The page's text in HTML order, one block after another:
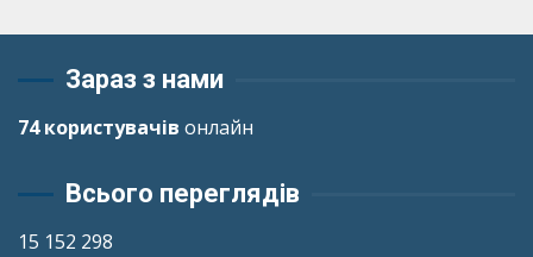
Зараз з нами
74 користувачів онлайн
Всього переглядів
15 152 298